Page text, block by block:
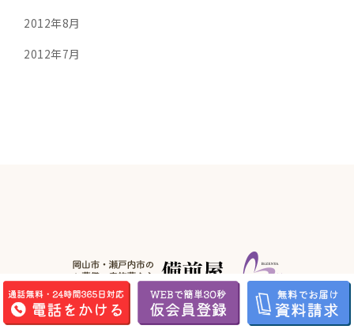
2012年8月
2012年7月
備前屋本社